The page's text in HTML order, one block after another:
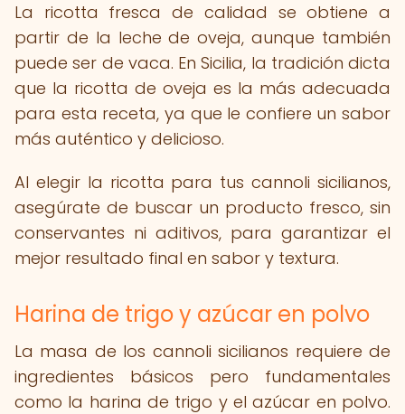
La ricotta fresca de calidad se obtiene a
partir de la leche de oveja, aunque también
puede ser de vaca. En Sicilia, la tradición dicta
que la ricotta de oveja es la más adecuada
para esta receta, ya que le confiere un sabor
más auténtico y delicioso.
Al elegir la ricotta para tus cannoli sicilianos,
asegúrate de buscar un producto fresco, sin
conservantes ni aditivos, para garantizar el
mejor resultado final en sabor y textura.
Harina de trigo y azúcar en polvo
La masa de los cannoli sicilianos requiere de
ingredientes básicos pero fundamentales
como la harina de trigo y el azúcar en polvo.